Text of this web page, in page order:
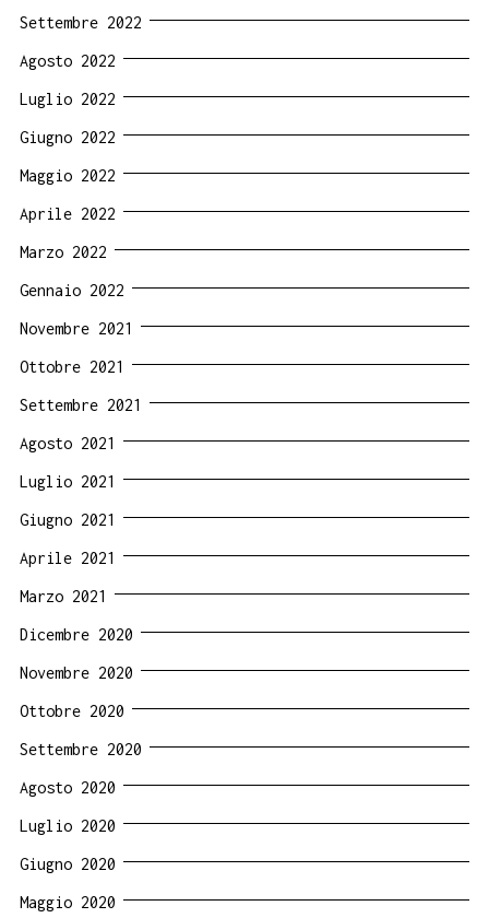
Settembre 2022
Agosto 2022
Luglio 2022
Giugno 2022
Maggio 2022
Aprile 2022
Marzo 2022
Gennaio 2022
Novembre 2021
Ottobre 2021
Settembre 2021
Agosto 2021
Luglio 2021
Giugno 2021
Aprile 2021
Marzo 2021
Dicembre 2020
Novembre 2020
Ottobre 2020
Settembre 2020
Agosto 2020
Luglio 2020
Giugno 2020
Maggio 2020